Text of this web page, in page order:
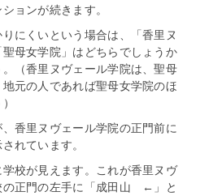
ョンが続きます。
にくいという場合は、「香里ヌ
母女学院」はどちらでしょうか
（香里ヌヴェール学院は、聖母
元の人であれば聖母女学院のほ
香里ヌヴェール学院の正門前に
れています。
校が見えます。これが香里ヌヴ
の正門の左手に「成田山 ←」と